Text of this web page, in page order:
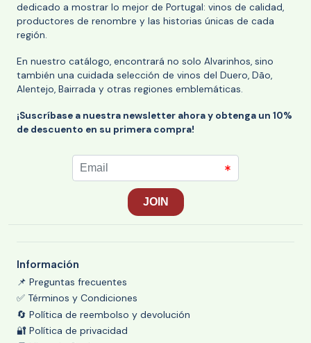
dedicado a mostrar lo mejor de Portugal: vinos de calidad,
productores de renombre y las historias únicas de cada
región.
En nuestro catálogo, encontrará no solo Alvarinhos, sino
también una cuidada selección de vinos del Duero, Dão,
Alentejo, Bairrada y otras regiones emblemáticas.
¡Suscríbase a nuestra newsletter ahora y obtenga un 10%
de descuento en su primera compra!
Información
📌 Preguntas frecuentes
✅ Términos y Condiciones
🔄 Política de reembolso y devolución
🔐 Política de privacidad